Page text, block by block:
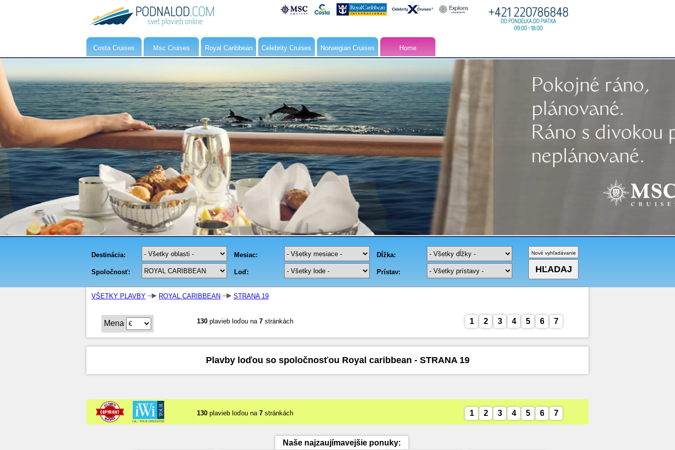
Costa Cruises Msc Cruises Royal Caribbean Celebrity Cruises Norwegian Cruises Home
VŠETKY PLAVBY ROYAL CARIBBEAN STRANA 19
Mena 130 plavieb loďou na 7 stránkách 7
6
5
4
3
2
1
Plavby loďou so spoločnosťou Royal caribbean - STRANA 19
130 plavieb loďou na 7 stránkách 7
6
5
4
3
2
1